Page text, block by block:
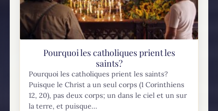
Pourquoi les catholiques prient les
saints?
Pourquoi les catholiques prient les saints?
Puisque le Christ a un seul corps (1 Corinthiens
12, 20), pas deux corps; un dans le ciel et un sur
la terre, et puisque...